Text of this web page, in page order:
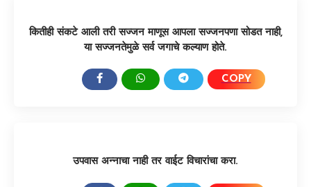
कितीही संकटे आली तरी सज्जन माणूस आपला सज्जनपणा सोडत नाही,
या सज्जनतेमुळे सर्व जगाचे कल्याण होते.
COPY
उपवास अन्नाचा नाही तर वाईट विचारांचा करा.